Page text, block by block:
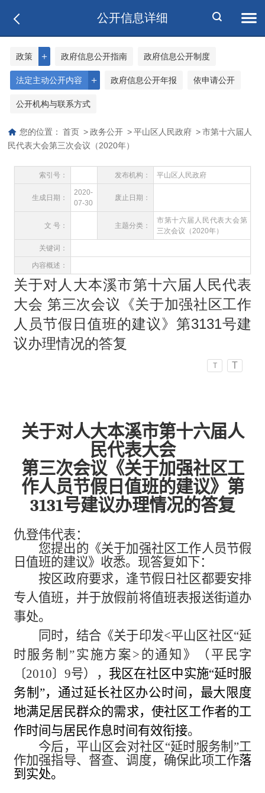
公开信息详细
＋
政策 政府信息公开指南 政府信息公开制度
＋
法定主动公开内容 政府信息公开年报 依申请公开
公开机构与联系方式
您的位置： 首页 > 政务公开 > 平山区人民政府 > 市第十六届人
民代表大会第三次会议（2020年）
索引号： 发布机构： 平山区人民政府
生成日期：
2020-
07-30
废止日期：
文 号： 主题分类：
市第十六届人民代表大会第
三次会议（2020年）
关键词：
内容概述：
关于对人大本溪市第十六届人民代表
大会 第三次会议《关于加强社区工作
人员节假日值班的建议》第3131号建
议办理情况的答复
T T
关于对人大本溪市第十六届人
民代表大会
第三次会议《关于加强社区工
作人员节假日值班的建议》第
3131号建议办理情况的答复
仇登伟代表：
您提出的《关于加强社区工作人员节假
日值班的建议》收悉。现答复如下：
按区政府要求，逢节假日社区都要安排
专人值班，并于放假前将值班表报送街道办
事处。
同时，结合《关于印发<平山区社区“延
时服务制”实施方案>的通知》（平民字
〔2010〕9号）， 我区在社区中实施“延时服
务制”，通过延长社区办公时间，最大限度
地满足居民群众的需求，使社区工作者的工
作时间与居民作息时间有效衔接。
今后， 平山区会对社区“延时服务制”工
作加强指导、督查、调度，确保此项工作落
到实处。